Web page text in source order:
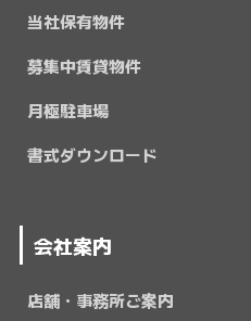
当社保有物件
募集中賃貸物件
月極駐車場
書式ダウンロード
会社案内
店舗・事務所ご案内